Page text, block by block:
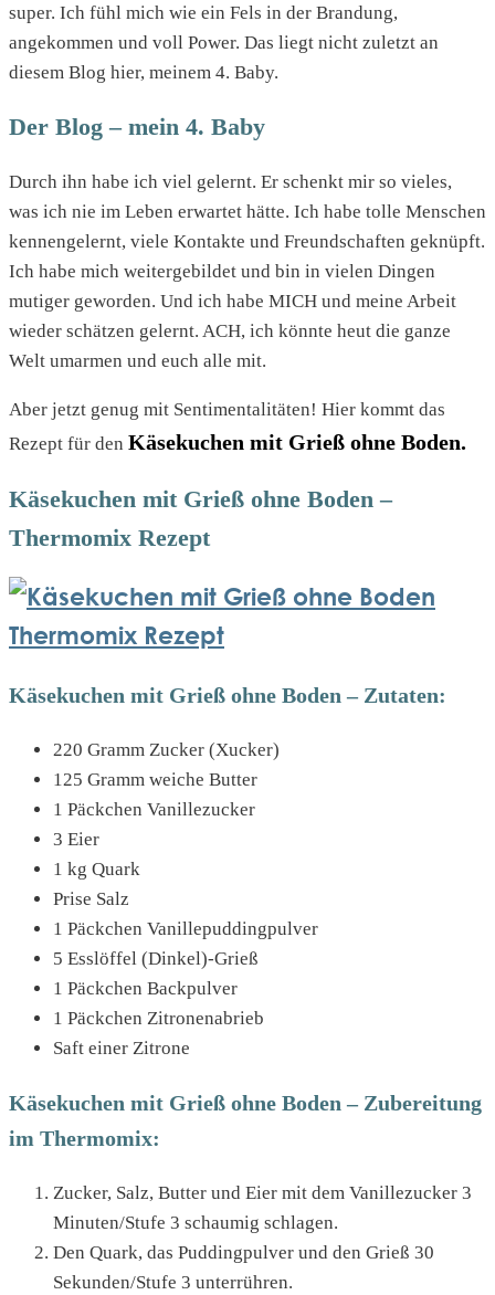
super. Ich fühl mich wie ein Fels in der Brandung,
angekommen und voll Power. Das liegt nicht zuletzt an
diesem Blog hier, meinem 4. Baby.
Der Blog – mein 4. Baby
Durch ihn habe ich viel gelernt. Er schenkt mir so vieles,
was ich nie im Leben erwartet hätte. Ich habe tolle Menschen
kennengelernt, viele Kontakte und Freundschaften geknüpft.
Ich habe mich weitergebildet und bin in vielen Dingen
mutiger geworden. Und ich habe MICH und meine Arbeit
wieder schätzen gelernt. ACH, ich könnte heut die ganze
Welt umarmen und euch alle mit.
Aber jetzt genug mit Sentimentalitäten! Hier kommt das
Rezept für den Käsekuchen mit Grieß ohne Boden.
Käsekuchen mit Grieß ohne Boden –
Thermomix Rezept
Käsekuchen mit Grieß ohne Boden – Zutaten:
220 Gramm Zucker (Xucker)
125 Gramm weiche Butter
1 Päckchen Vanillezucker
3 Eier
1 kg Quark
Prise Salz
1 Päckchen Vanillepuddingpulver
5 Esslöffel (Dinkel)-Grieß
1 Päckchen Backpulver
1 Päckchen Zitronenabrieb
Saft einer Zitrone
Käsekuchen mit Grieß ohne Boden – Zubereitung
im Thermomix:
Zucker, Salz, Butter und Eier mit dem Vanillezucker 3
Minuten/Stufe 3 schaumig schlagen.
Den Quark, das Puddingpulver und den Grieß 30
Sekunden/Stufe 3 unterrühren.